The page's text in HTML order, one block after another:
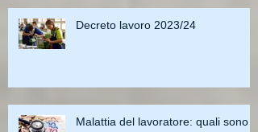
Decreto lavoro 2023/24
Malattia del lavoratore: quali sono i